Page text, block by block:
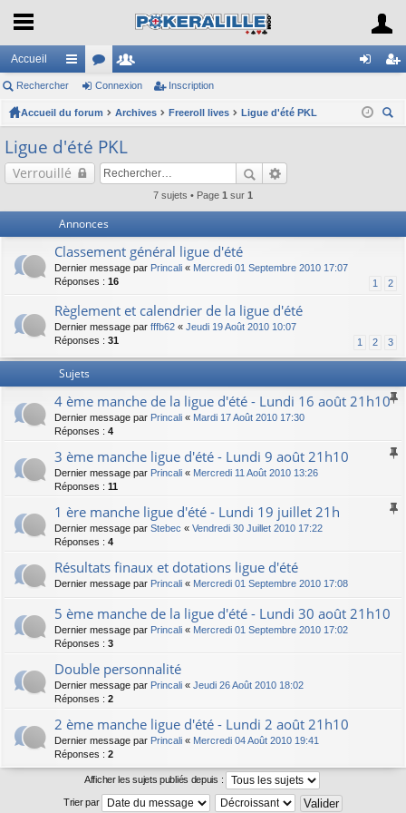
Accueil
ac
co
ur
ci
or
u
m
s
e
m
br
es
ne cri
Rechercher Connexion Inscription
Accueil du forum Archives Freeroll lives
Ligue d'été PKL
Ligue d'été PKL
Verrouillé
7 sujets • Page 1 sur 1
Annonces
Classement général ligue d'été
Dernier message par Princali « Mercredi 01 Septembre 2010 17:07
Réponses : 16 1 2
Règlement et calendrier de la ligue d'été
Dernier message par fffb62 « Jeudi 19 Août 2010 10:07
Réponses : 31 1 2 3
Sujets
4 ème manche de la ligue d'été - Lundi 16 août 21h10
Dernier message par Princali « Mardi 17 Août 2010 17:30
Réponses : 4
3 ème manche ligue d'été - Lundi 9 août 21h10
Dernier message par Princali « Mercredi 11 Août 2010 13:26
Réponses : 11
1 ère manche ligue d'été - Lundi 19 juillet 21h
Dernier message par Stebec « Vendredi 30 Juillet 2010 17:22
Réponses : 4
Résultats finaux et dotations ligue d'été
Dernier message par Princali « Mercredi 01 Septembre 2010 17:08
5 ème manche de la ligue d'été - Lundi 30 août 21h10
Dernier message par Princali « Mercredi 01 Septembre 2010 17:02
Réponses : 3
Double personnalité
Dernier message par Princali « Jeudi 26 Août 2010 18:02
Réponses : 2
2 ème manche ligue d'été - Lundi 2 août 21h10
Dernier message par Princali « Mercredi 04 Août 2010 19:41
Réponses : 2
Afficher les sujets publiés depuis :
Trier par